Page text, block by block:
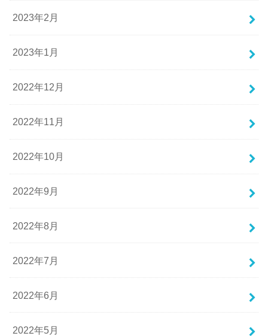
2023年2月
2023年1月
2022年12月
2022年11月
2022年10月
2022年9月
2022年8月
2022年7月
2022年6月
2022年5月